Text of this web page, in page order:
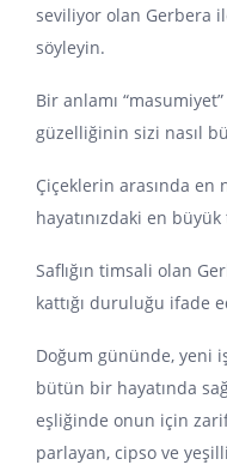
seviliyor olan Gerbera
söyleyin.
Bir anlamı
güzelliğinin sizi nasıl
Çiçeklerin arasında en
hayatınızdaki en
Saflığın timsali olan
kattığı duruluğu ifade
Doğum gününde, yeni
bütün bir hayatında
eşliğinde onun için
parlayan, cipso ve